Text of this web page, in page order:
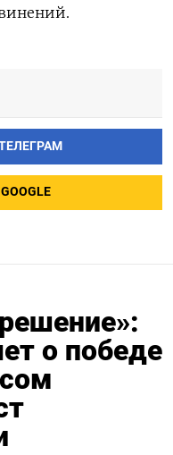
о победе